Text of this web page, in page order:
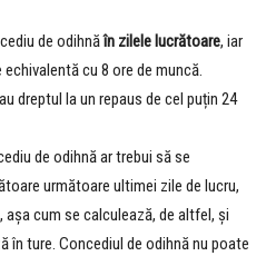
de odihnăîn zilele lucrătoare, iar
cu 8 ore de muncă.
dreptul la un repaus de cel puțin 24
de odihnă ar trebui să se
următoare ultimei zile de lucru,
așa cum se calculează, de altfel, și
în ture. Concediul de odihnă nu poate